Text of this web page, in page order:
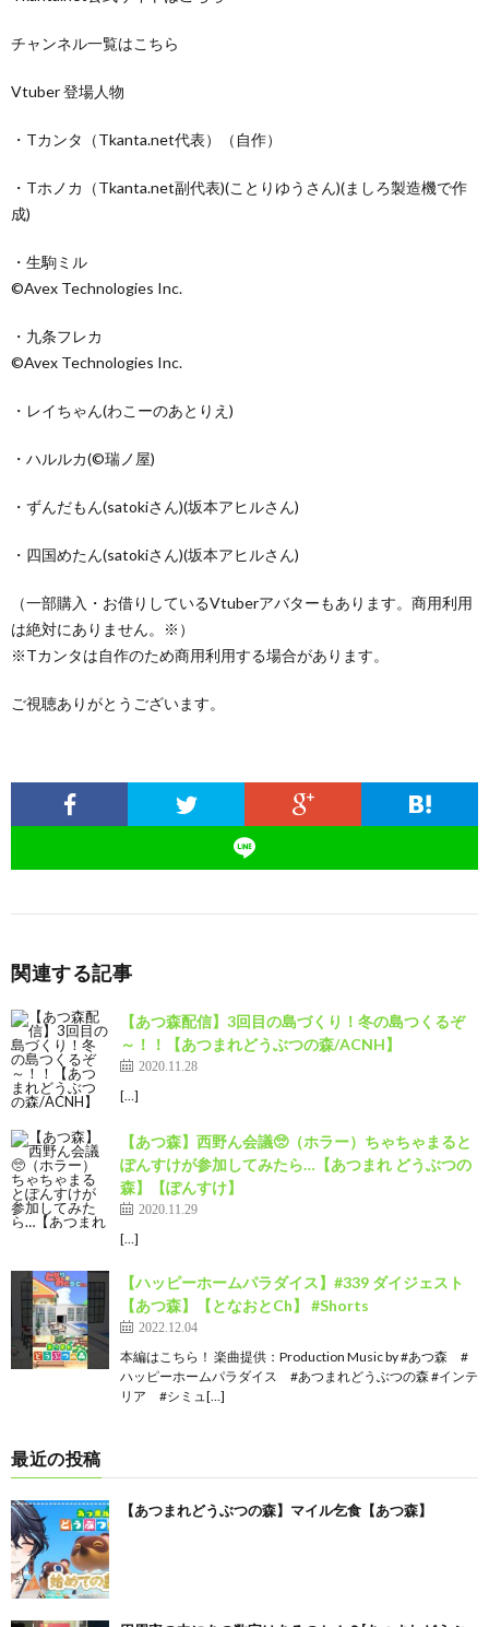
チャンネル一覧はこちら
Vtuber 登場人物
・Tカンタ（Tkanta.net代表）（自作）
・Tホノカ（Tkanta.net副代表)(ことりゆうさん)(ましろ製造機で作
成)
・生駒ミル
©Avex Technologies Inc.
・九条フレカ
©Avex Technologies Inc.
・レイちゃん(わこーのあとりえ)
・ハルルカ(©瑞ノ屋)
・ずんだもん(satokiさん)(坂本アヒルさん)
・四国めたん(satokiさん)(坂本アヒルさん)
（一部購入・お借りしているVtuberアバターもあります。商用利用
は絶対にありません。※）
※Tカンタは自作のため商用利用する場合があります。
ご視聴ありがとうございます。
関連する記事
【あつ森配信】3回目の島づくり！冬の島つくるぞ
～！！【あつまれどうぶつの森/ACNH】
2020.11.28
[…]
【あつ森】西野ん会議🥺（ホラー）ちゃちゃまると
ぽんすけが参加してみたら…【あつまれ どうぶつの
森】【ぽんすけ】
2020.11.29
[…]
【ハッピーホームパラダイス】#339 ダイジェスト
【あつ森】【となおとCh】 #Shorts
2022.12.04
本編はこちら！ 楽曲提供：Production Music by #あつ森 #
ハッピーホームパラダイス #あつまれどうぶつの森 #インテ
リア #シミュ[…]
最近の投稿
【あつまれどうぶつの森】マイル乞食【あつ森】